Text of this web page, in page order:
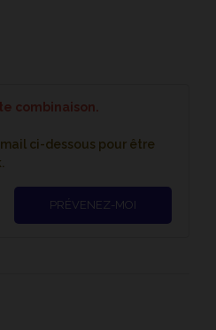
combinaison.
ci-dessous pour être
PRÉVENEZ-MOI